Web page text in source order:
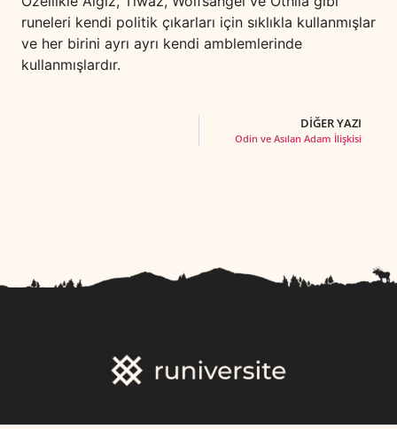
runeleri kendi politik çıkarları için sıklıkla kullanmışlar
ve her birini ayrı ayrı kendi amblemlerinde
kullanmışlardır.
DİĞER YAZI
Odin ve Asılan Adam İlişkisi